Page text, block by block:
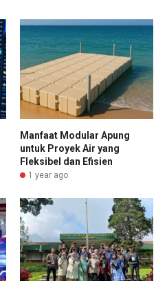
Manfaat Modular Apung
untuk Proyek Air yang
Fleksibel dan Efisien
1 year ago